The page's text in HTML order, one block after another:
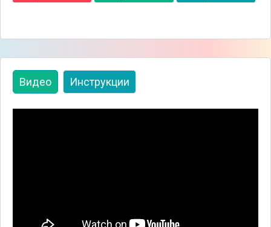
Видео Инструкции